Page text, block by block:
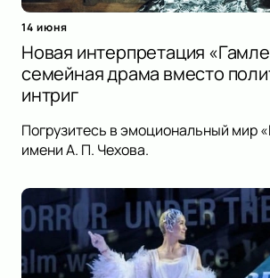
14 июня
Новая интерпретация
семейная драма вместо
интриг
Погрузитесь в эмоциональный мир
имени А. П. Чехова.